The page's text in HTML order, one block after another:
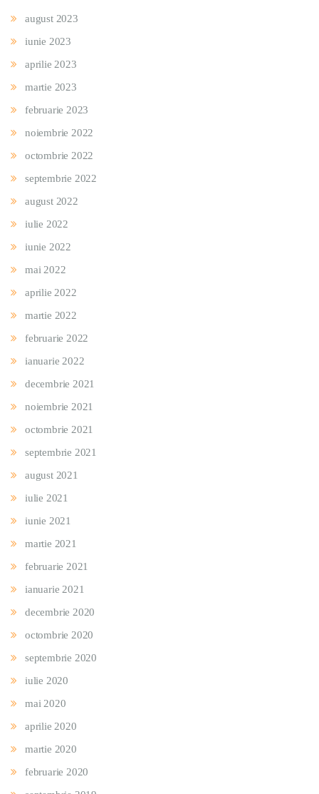
august 2023
iunie 2023
aprilie 2023
martie 2023
februarie 2023
noiembrie 2022
octombrie 2022
septembrie 2022
august 2022
iulie 2022
iunie 2022
mai 2022
aprilie 2022
martie 2022
februarie 2022
ianuarie 2022
decembrie 2021
noiembrie 2021
octombrie 2021
septembrie 2021
august 2021
iulie 2021
iunie 2021
martie 2021
februarie 2021
ianuarie 2021
decembrie 2020
octombrie 2020
septembrie 2020
iulie 2020
mai 2020
aprilie 2020
martie 2020
februarie 2020